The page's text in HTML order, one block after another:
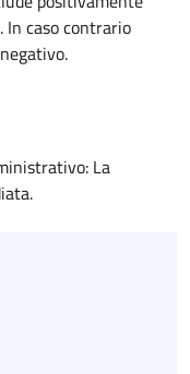
In caso contrario
La